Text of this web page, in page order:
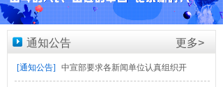
通知公告 更多>
[通知公告] 中宣部要求各新闻单位认真组织开